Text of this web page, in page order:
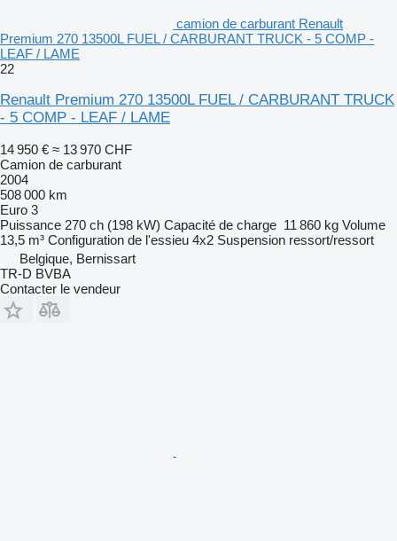
camion de carburant Renault
Premium 270 13500L FUEL / CARBURANT TRUCK - 5 COMP -
LEAF / LAME
22
Renault Premium 270 13500L FUEL / CARBURANT TRUCK
- 5 COMP - LEAF / LAME
14 950 € ≈ 13 970 CHF
Camion de carburant
2004
508 000 km
Euro 3
Puissance 270 ch (198 kW) Capacité de charge 11 860 kg Volume
13,5 m³ Configuration de l'essieu 4x2 Suspension ressort/ressort
Belgique, Bernissart
TR-D BVBA
Contacter le vendeur